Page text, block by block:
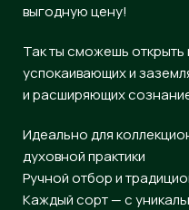
выгодную цену!
Так ты сможешь
успокаивающих и
и расширяющих
Идеально для
духовной практики
Ручной отбор и
Каждый сорт — с